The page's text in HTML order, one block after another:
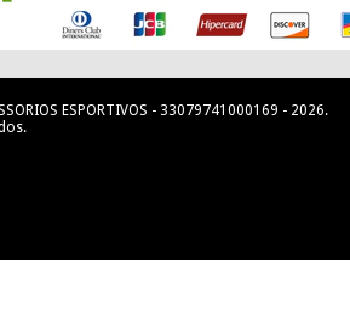
ESPORTIVOS - 33079741000169 - 2026.